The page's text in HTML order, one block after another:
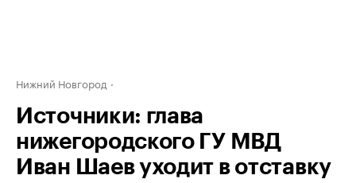
Нижний Новгород
Источники: глава
нижегородского ГУ МВД
Иван Шаев уходит в отставку